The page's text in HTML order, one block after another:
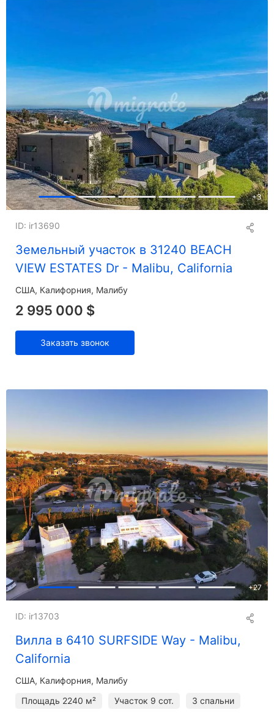
+3
Земельный участок в 31240 BEACH
VIEW ESTATES Dr - Malibu, California
ID: ir13690
США, Калифорния, Малибу
2 995 000 $
Заказать звонок
+27
Вилла в 6410 SURFSIDE Way - Malibu,
California
ID: ir13703
США, Калифорния, Малибу
Площадь 2240 м² Участок 9 сот. 3 спальни